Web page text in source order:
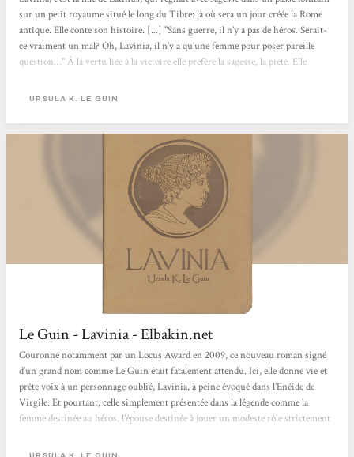
sur un petit royaume situé le long du Tibre: là où sera un jour créée la Rome
antique. Elle conte son histoire. [...] "Sans guerre, il n’y a pas de héros. Serait-
ce vraiment un mal? Oh, Lavinia, il n’y a qu’une femme pour poser pareille
question…" À la vertu liée à la victoire elle préfère la sagesse, la piété. Elle
Guin délivre des messages profondément...
URSULA K. LE GUIN
Le Guin - Lavinia - Elbakin.net
Couronné notamment par un Locus Award en 2009, ce nouveau roman signé
d’un grand nom comme Le Guin était fatalement attendu. Ici, elle donne vie et
prête voix à un personnage oublié, Lavinia, à peine évoqué dans l’Enéide de
Virgile. Et pourtant, celle simplement présentée dans la légende comme la
femme destinée au héros, l’épouse destinée à jouer un modeste rôle strictement
vue : Ursula K. Le Guin nous livre là...